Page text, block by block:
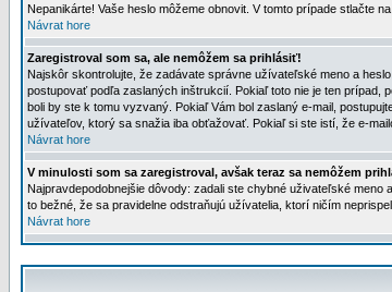
Nepanikárte! Vaše heslo môžeme obnovit. V tomto prípade stlačte
Návrat hore
Zaregistroval som sa, ale nemôžem sa prihlásiť!
Najskôr skontrolujte, že zadávate správne užívateľské meno a
postupovať podľa zaslaných inštrukcií. Pokiaľ toto nie je ten prípad,
boli by ste k tomu vyzvaný. Pokiaľ Vám bol zaslaný e-mail,
užívateľov, ktorý sa snažia iba obťažovať. Pokiaľ si ste istí, že e-
Návrat hore
V minulosti som sa zaregistroval, avšak teraz sa nemôžem
Najpravdepodobnejšie dôvody: zadali ste chybné uživateľské
to bežné, že sa pravidelne odstraňujú užívatelia, ktorí ničím
Návrat hore